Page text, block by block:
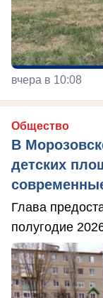
вчера в 10:08
Общество
В
детских
Глава
полугодие